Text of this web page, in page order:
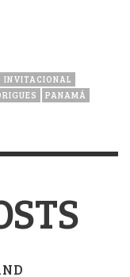
INVITACIONAL
PANAMÁ